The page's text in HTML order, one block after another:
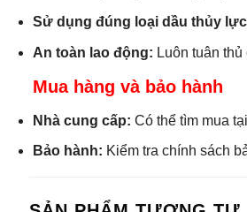
Sử dụng đúng loại dầu thủy
An toàn lao động: Luôn tuân
Mua hàng và bảo hành
Nhà cung cấp: Có thể tìm mua
Bảo hành: Kiểm tra chính sách